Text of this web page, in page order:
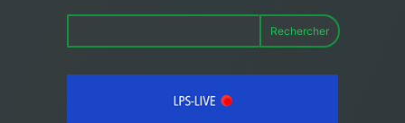
Rechercher